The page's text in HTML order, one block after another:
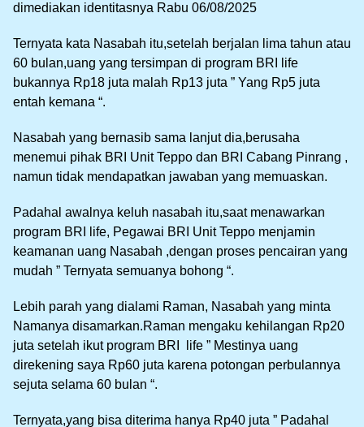
dimediakan identitasnya Rabu 06/08/2025
Ternyata kata Nasabah itu,setelah berjalan lima tahun atau
60 bulan,uang yang tersimpan di program BRI life
bukannya Rp18 juta malah Rp13 juta ” Yang Rp5 juta
entah kemana “.
Nasabah yang bernasib sama lanjut dia,berusaha
menemui pihak BRI Unit Teppo dan BRI Cabang Pinrang ,
namun tidak mendapatkan jawaban yang memuaskan.
Padahal awalnya keluh nasabah itu,saat menawarkan
program BRI life, Pegawai BRI Unit Teppo menjamin
keamanan uang Nasabah ,dengan proses pencairan yang
mudah ” Ternyata semuanya bohong “.
Lebih parah yang dialami Raman, Nasabah yang minta
Namanya disamarkan.Raman mengaku kehilangan Rp20
juta setelah ikut program BRI life ” Mestinya uang
direkening saya Rp60 juta karena potongan perbulannya
sejuta selama 60 bulan “.
Ternyata,yang bisa diterima hanya Rp40 juta ” Padahal